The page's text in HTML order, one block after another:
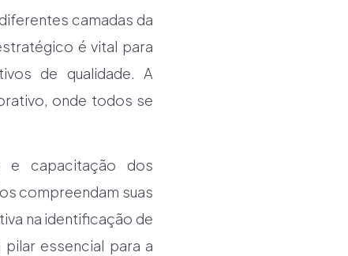
camadas da
é vital para
de qualidade. A
onde todos se
e capacitação dos
compreendam suas
na identificação de
essencial para a